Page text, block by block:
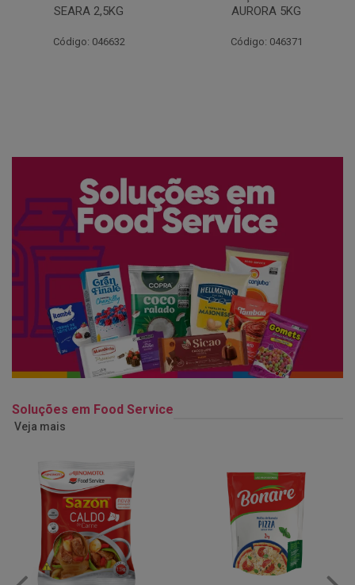
AURORA 5KG
Código: 046371
FATIADO PAKAN 200G
Código: 061522
Soluções em Food Service
Veja mais